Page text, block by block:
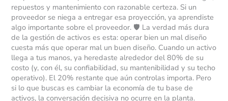
repuestos y mantenimiento con razonable certeza. Si un
proveedor se niega a entregar esa proyección, ya aprendiste
algo importante sobre el proveedor. 🛡️ La verdad más dura
de la gestión de activos es esta: operar bien un mal diseño
cuesta más que operar mal un buen diseño. Cuando un activo
llega a tus manos, ya heredaste alrededor del 80% de su
costo (y, con él, su confiabilidad, su mantenibilidad y su techo
operativo). El 20% restante que aún controlas importa. Pero
si lo que buscas es cambiar la economía de tu base de
activos, la conversación decisiva no ocurre en la planta.